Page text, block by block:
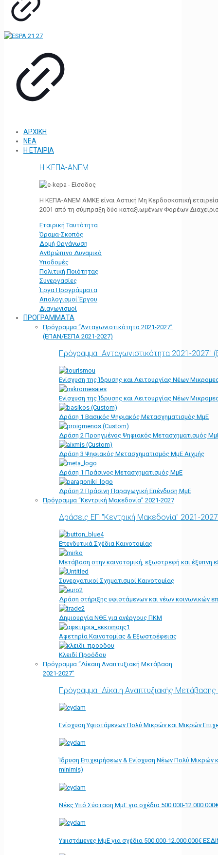
ΑΡΧΙΚΗ
ΝΕΑ
Η ΕΤΑΙΡΙΑ
Η ΚΕΠΑ-ΑΝΕΜ
Η ΚΕΠΑ-ΑΝΕΜ ΑΜΚΕ είναι Αστική Μη Κερδοσκοπική
2001 από τη σύμπραξη δύο καταξιωμένων Φορέων
Εταιρική Ταυτότητα
Όραμα-Σκοπός
Δομή Οργάνωση
Ανθρώπινο Δυναμικό
Υποδομές
Πολιτική Ποιότητας
Συνεργασίες
Έργα Προγράμματα
Απολογισμοί Έργου
Διαγωνισμοί
ΠΡΟΓΡΑΜΜΑΤΑ
Πρόγραμμα “Ανταγωνιστικότητα 2021-2027”
(ΕΠΑΝ/ΕΣΠΑ 2021-2027)
Πρόγραμμα "Ανταγωνιστικότητα 2021-
Ενίσχυση της Ίδρυσης και Λειτουργίας Νέων
Ενίσχυση της Ίδρυσης και Λειτουργίας Νέων
Δράση 1 Βασικός Ψηφιακός Μετασχηματισμός ΜμΕ
Δράση 2 Προηγμένος Ψηφιακός Μετασχηματισμός
Δράση 3 Ψηφιακός Μετασχηματισμός ΜμΕ Αιχμής
Δράση 1 Πράσινος Μετασχηματισμός ΜμΕ
Δράση 2 Πράσινη Παραγωγική Επένδυση ΜμΕ
Πρόγραμμα “Κεντρική Μακεδονία” 2021-2027
Δράσεις ΕΠ "Κεντρική Μακεδονία" 2021-2027
Επενδυτικά Σχέδια Καινοτομίας
Μετάβαση στην καινοτομική, εξωστρεφή και έξυπνη
Συνεργατικοί Σχηματισμοί Καινοτομίας
Δράση στήριξης υφιστάμενων και νέων κοινωνικών
Δημιουργία ΝΘΕ για ανέργους ΠΚΜ
Αφετηρία Kαινοτομίας & Εξωστρέφειας
Κλειδί Προόδου
Πρόγραμμα “Δίκαιη Αναπτυξιακή Μετάβαση
2021-2027”
Πρόγραμμα "Δίκαιη Αναπτυξιακής
Ενίσχυση Υφιστάμενων Πολύ Μικρών και Μικρών
Ίδρυση Επιχειρήσεων & Ενίσχυση Νέων Πολύ Μικρών
minimis)
Νέες Υπό Σύσταση ΜμΕ για σχέδια 500.000-
Υφιστάμενες ΜμΕ για σχέδια 500.000-12.000.000€